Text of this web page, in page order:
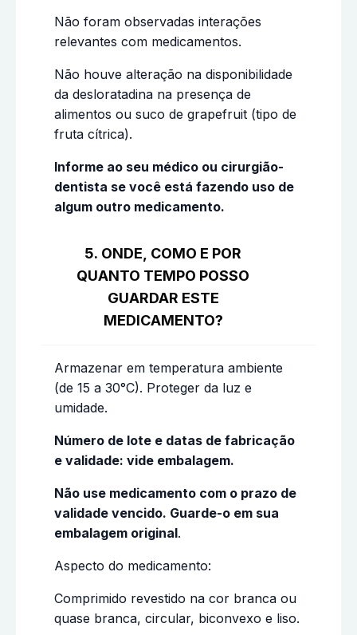
Não foram observadas interações
relevantes com medicamentos.
Não houve alteração na disponibilidade
da desloratadina na presença de
alimentos ou suco de grapefruit (tipo de
fruta cítrica).
Informe ao seu médico ou cirurgião-
dentista se você está fazendo uso de
algum outro medicamento.
5. ONDE, COMO E POR
QUANTO TEMPO POSSO
GUARDAR ESTE
MEDICAMENTO?
Armazenar em temperatura ambiente
(de 15 a 30°C). Proteger da luz e
umidade.
Número de lote e datas de fabricação
e validade: vide embalagem.
Não use medicamento com o prazo de
validade vencido. Guarde-o em sua
embalagem original.
Aspecto do medicamento:
Comprimido revestido na cor branca ou
quase branca, circular, biconvexo e liso.